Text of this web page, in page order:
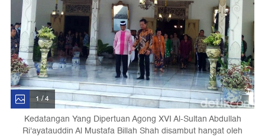
1 / 4
Kedatangan Yang Dipertuan Agong XVI Al-Sultan Abdullah
Ri'ayatauddin Al Mustafa Billah Shah disambut hangat oleh